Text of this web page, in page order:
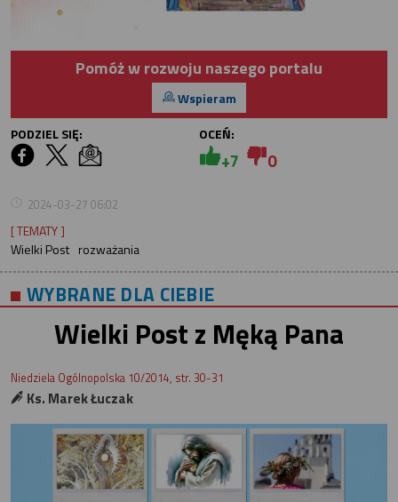
Pomóż w rozwoju naszego portalu
Wspieram
PODZIEL SIĘ:
OCEŃ:
+7 0
2024-03-27 06:02
[ TEMATY ]
Wielki Post rozważania
WYBRANE DLA CIEBIE
Wielki Post z Męką Pana
Niedziela Ogólnopolska 10/2014, str. 30-31
Ks. Marek Łuczak